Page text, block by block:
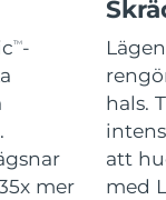
TM-
mer
hals.
att
med
leverans 8/10/26
leverans 8/13/26
leverans 8/15/26